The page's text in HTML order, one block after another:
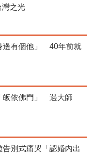
之光
邊有個他」 40年前就
皈依佛門」 遇大師
別式痛哭「認婚內出